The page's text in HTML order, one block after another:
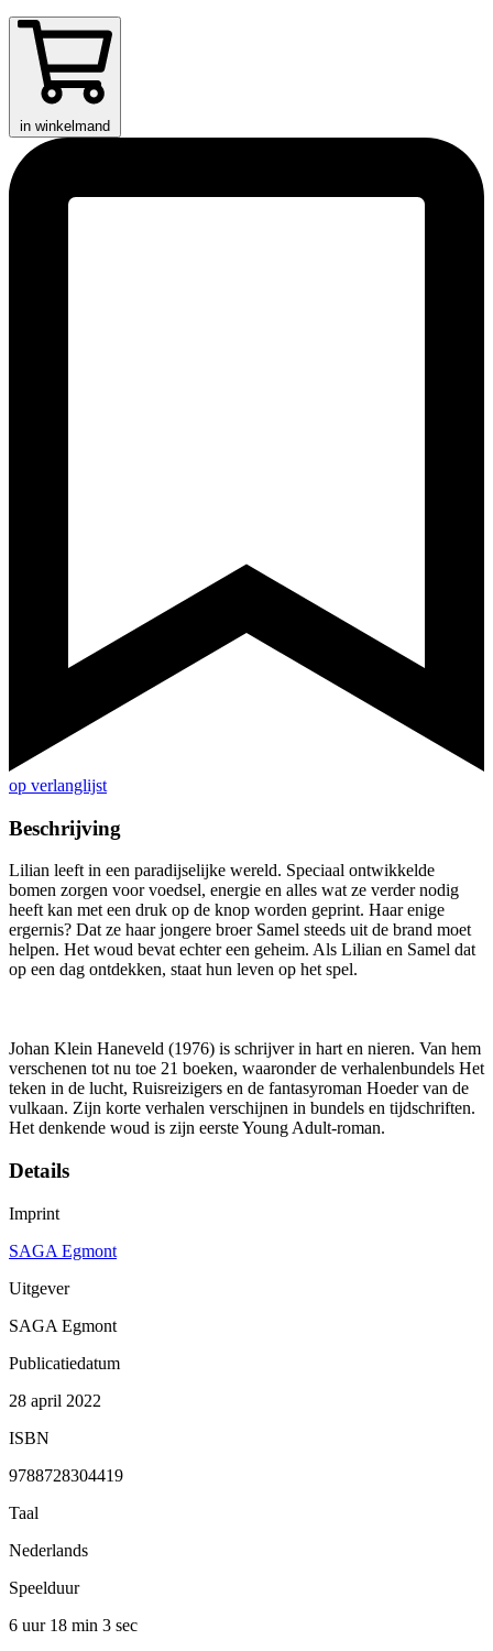
in winkelmand
op verlanglijst
Beschrijving
Lilian leeft in een paradijselijke wereld. Speciaal ontwikkelde
bomen zorgen voor voedsel, energie en alles wat ze verder nodig
heeft kan met een druk op de knop worden geprint. Haar enige
ergernis? Dat ze haar jongere broer Samel steeds uit de brand moet
helpen. Het woud bevat echter een geheim. Als Lilian en Samel dat
op een dag ontdekken, staat hun leven op het spel.
Johan Klein Haneveld (1976) is schrijver in hart en nieren. Van hem
verschenen tot nu toe 21 boeken, waaronder de verhalenbundels Het
teken in de lucht, Ruisreizigers en de fantasyroman Hoeder van de
vulkaan. Zijn korte verhalen verschijnen in bundels en tijdschriften.
Het denkende woud is zijn eerste Young Adult-roman.
Details
Imprint
SAGA Egmont
Uitgever
SAGA Egmont
Publicatiedatum
28 april 2022
ISBN
9788728304419
Taal
Nederlands
Speelduur
6 uur 18 min 3 sec